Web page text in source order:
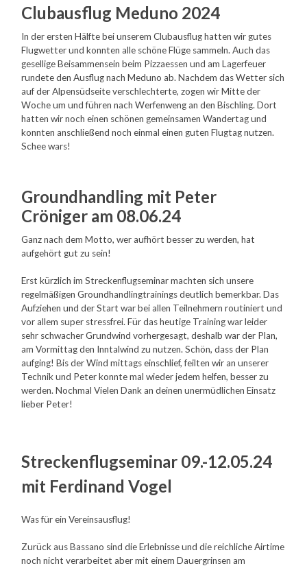
Clubausflug Meduno 2024
In der ersten Hälfte bei unserem Clubausflug hatten wir gutes
Flugwetter und konnten alle schöne Flüge sammeln. Auch das
gesellige Beisammensein beim Pizzaessen und am Lagerfeuer
rundete den Ausflug nach Meduno ab. Nachdem das Wetter sich
auf der Alpensüdseite verschlechterte, zogen wir Mitte der
Woche um und führen nach Werfenweng an den Bischling. Dort
hatten wir noch einen schönen gemeinsamen Wandertag und
konnten anschließend noch einmal einen guten Flugtag nutzen.
Schee wars!
Groundhandling mit Peter
Cröniger am 08.06.24
Ganz nach dem Motto, wer aufhört besser zu werden, hat
aufgehört gut zu sein!
Erst kürzlich im Streckenflugseminar machten sich unsere
regelmäßigen Groundhandlingtrainings deutlich bemerkbar. Das
Aufziehen und der Start war bei allen Teilnehmern routiniert und
vor allem super stressfrei. Für das heutige Training war leider
sehr schwacher Grundwind vorhergesagt, deshalb war der Plan,
am Vormittag den Inntalwind zu nutzen. Schön, dass der Plan
aufging! Bis der Wind mittags einschlief, feilten wir an unserer
Technik und Peter konnte mal wieder jedem helfen, besser zu
werden. Nochmal Vielen Dank an deinen unermüdlichen Einsatz
lieber Peter!
Streckenflugseminar 09.-12.05.24
mit Ferdinand Vogel
Was für ein Vereinsausflug!
Zurück aus Bassano sind die Erlebnisse und die reichliche Airtime
noch nicht verarbeitet aber mit einem Dauergrinsen am